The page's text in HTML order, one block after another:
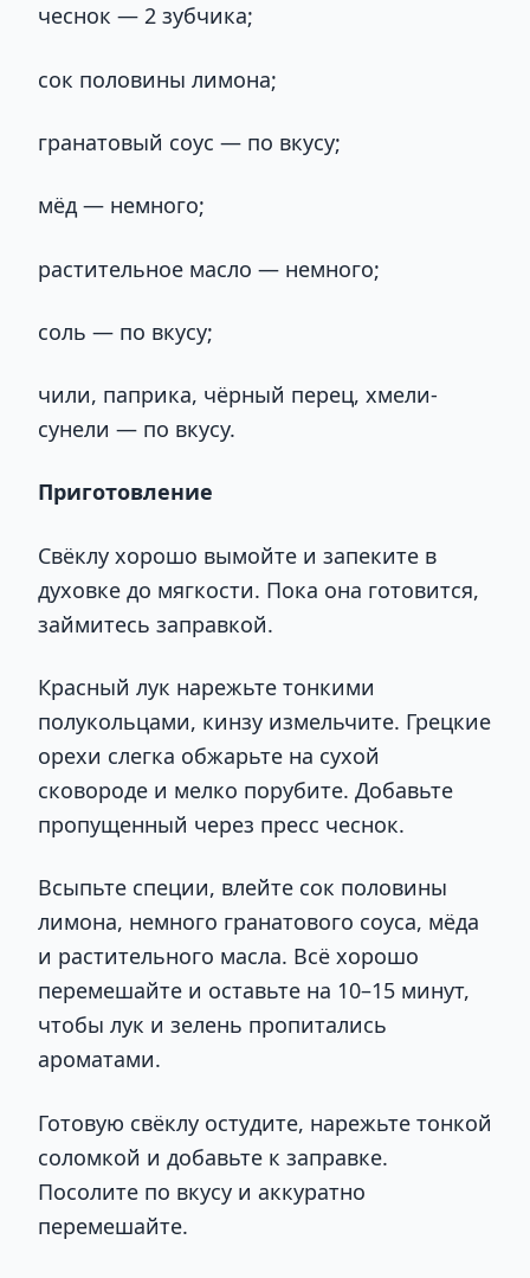
чеснок — 2 зубчика;
сок половины лимона;
гранатовый соус — по вкусу;
мёд — немного;
растительное масло — немного;
соль — по вкусу;
чили, паприка, чёрный перец, хмели-
сунели — по вкусу.
Приготовление
Свёклу хорошо вымойте и запеките в
духовке до мягкости. Пока она готовится,
займитесь заправкой.
Красный лук нарежьте тонкими
полукольцами, кинзу измельчите. Грецкие
орехи слегка обжарьте на сухой
сковороде и мелко порубите. Добавьте
пропущенный через пресс чеснок.
Всыпьте специи, влейте сок половины
лимона, немного гранатового соуса, мёда
и растительного масла. Всё хорошо
перемешайте и оставьте на 10–15 минут,
чтобы лук и зелень пропитались
ароматами.
Готовую свёклу остудите, нарежьте тонкой
соломкой и добавьте к заправке.
Посолите по вкусу и аккуратно
перемешайте.